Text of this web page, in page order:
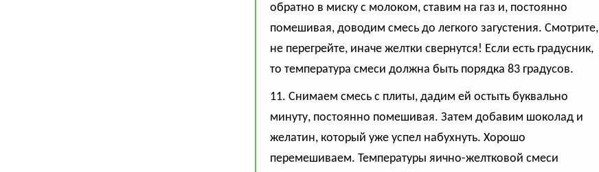
обратно в миску с молоком, ставим на газ и, постоянно
помешивая, доводим смесь до легкого загустения. Смотрите,
не перегрейте, иначе желтки свернутся! Если есть градусник,
то температура смеси должна быть порядка 83 градусов.
11. Снимаем смесь с плиты, дадим ей остыть буквально
минуту, постоянно помешивая. Затем добавим шоколад и
желатин, который уже успел набухнуть. Хорошо
перемешиваем. Температуры яично-желтковой смеси